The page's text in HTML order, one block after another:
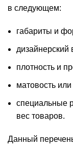
в следующем:
габариты и
плотность и
матовость
специальные
вес товаров.
Данный